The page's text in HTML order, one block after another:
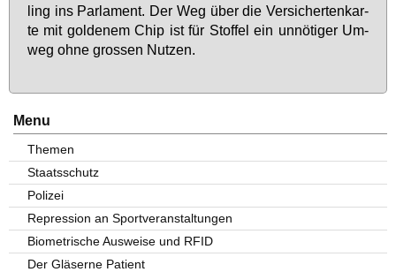
ling ins Par­la­ment. Der Weg über die Ver­si­cher­ten­kar­
te mit gol­de­nem Chip ist für Stof­fel ein un­nö­ti­ger Um­
weg oh­ne gros­sen Nut­zen.
Menu
Themen
Staatsschutz
Polizei
Repression an Sportveranstaltungen
Biometrische Ausweise und RFID
Der Gläserne Patient